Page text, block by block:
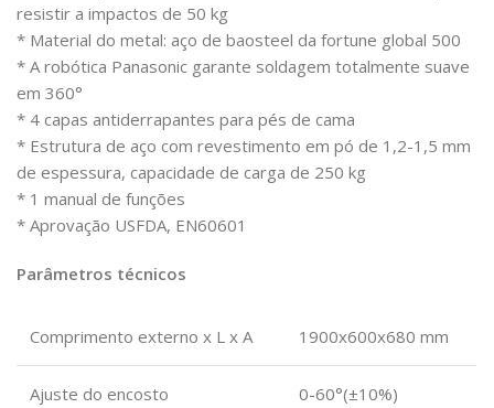
resistir a impactos de 50 kg
* Material do metal: aço de baosteel da fortune global 500
* A robótica Panasonic garante soldagem totalmente suave
em 360°
* 4 capas antiderrapantes para pés de cama
* Estrutura de aço com revestimento em pó de 1,2-1,5 mm
de espessura, capacidade de carga de 250 kg
* 1 manual de funções
* Aprovação USFDA, EN60601
Parâmetros técnicos
Comprimento externo x L x A 1900x600x680 mm
Ajuste do encosto 0-60°(±10%)